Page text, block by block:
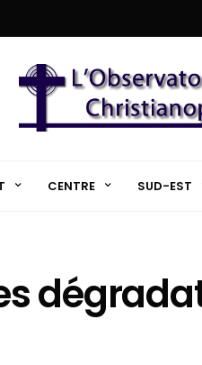
CENTRE SUD-EST